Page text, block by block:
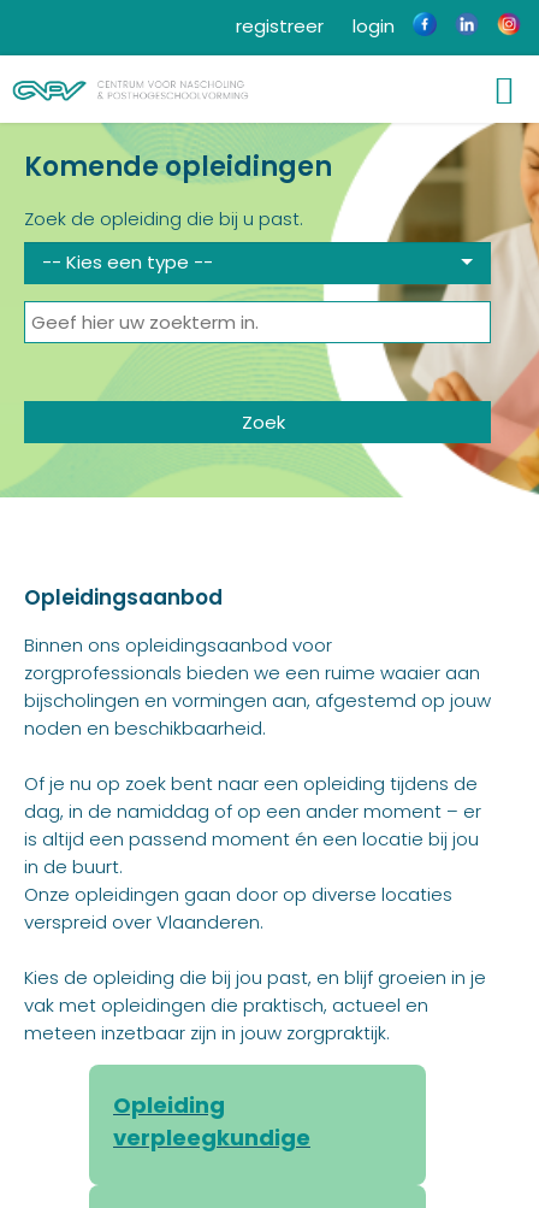
login
registreer
Komende opleidingen
Zoek de opleiding die bij u past.
-- Kies een type --
Opleidingsaanbod
Binnen ons opleidingsaanbod voor
zorgprofessionals bieden we een ruime waaier aan
bijscholingen en vormingen aan, afgestemd op jouw
noden en beschikbaarheid.
Of je nu op zoek bent naar een opleiding tijdens de
dag, in de namiddag of op een ander moment – er
is altijd een passend moment én een locatie bij jou
in de buurt.
Onze opleidingen gaan door op diverse locaties
verspreid over Vlaanderen.
Kies de opleiding die bij jou past, en blijf groeien in je
vak met opleidingen die praktisch, actueel en
meteen inzetbaar zijn in jouw zorgpraktijk.
Opleiding
verpleegkundige